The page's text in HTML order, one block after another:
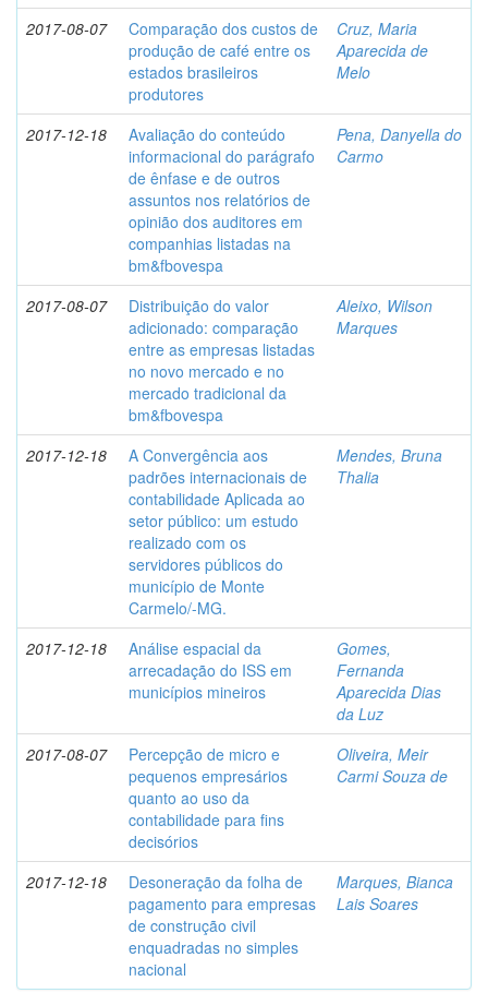
2017-08-07
Comparação dos custos de
produção de café entre os
estados brasileiros
produtores
Cruz, Maria
Aparecida de
Melo
2017-12-18
Avaliação do conteúdo
informacional do parágrafo
de ênfase e de outros
assuntos nos relatórios de
opinião dos auditores em
companhias listadas na
bm&fbovespa
Pena, Danyella do
Carmo
2017-08-07
Distribuição do valor
adicionado: comparação
entre as empresas listadas
no novo mercado e no
mercado tradicional da
bm&fbovespa
Aleixo, Wilson
Marques
2017-12-18
A Convergência aos
padrões internacionais de
contabilidade Aplicada ao
setor público: um estudo
realizado com os
servidores públicos do
município de Monte
Carmelo/-MG.
Mendes, Bruna
Thalia
2017-12-18
Análise espacial da
arrecadação do ISS em
municípios mineiros
Gomes,
Fernanda
Aparecida Dias
da Luz
2017-08-07
Percepção de micro e
pequenos empresários
quanto ao uso da
contabilidade para fins
decisórios
Oliveira, Meir
Carmi Souza de
2017-12-18
Desoneração da folha de
pagamento para empresas
de construção civil
enquadradas no simples
nacional
Marques, Bianca
Lais Soares